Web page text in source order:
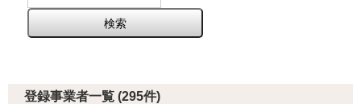
登録事業者一覧 (295件)